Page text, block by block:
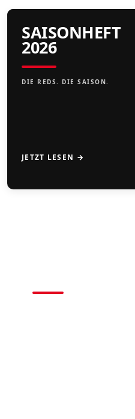
SAISONHEFT
2026
DIE REDS. DIE SAISON.
JETZT LESEN →